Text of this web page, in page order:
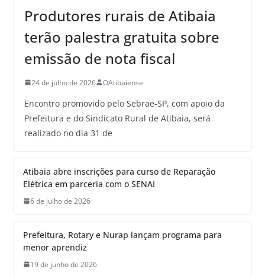
Produtores rurais de Atibaia
terão palestra gratuita sobre
emissão de nota fiscal
24 de julho de 2026 OAtibaiense
Encontro promovido pelo Sebrae-SP, com apoio da
Prefeitura e do Sindicato Rural de Atibaia, será
realizado no dia 31 de
Atibaia abre inscrições para curso de Reparação
Elétrica em parceria com o SENAI
6 de julho de 2026
Prefeitura, Rotary e Nurap lançam programa para
menor aprendiz
19 de junho de 2026